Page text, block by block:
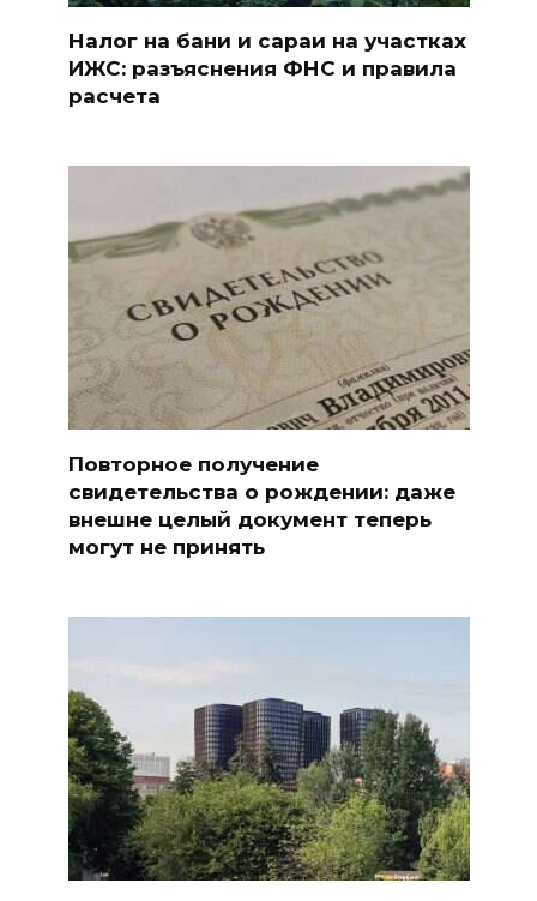
Налог на бани и сараи на участках
ИЖС: разъяснения ФНС и правила
расчета
Повторное получение
свидетельства о рождении: даже
внешне целый документ теперь
могут не принять